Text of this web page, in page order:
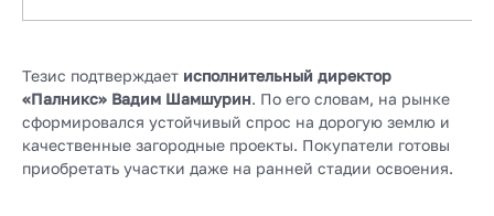
Тезис подтверждает исполнительный директор
«Палникс» Вадим Шамшурин. По его словам, на рынке
сформировался устойчивый спрос на дорогую землю и
качественные загородные проекты. Покупатели готовы
приобретать участки даже на ранней стадии освоения.